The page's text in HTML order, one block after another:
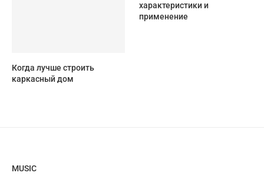
Когда лучше строить
каркасный дом
характеристики и
применение
MUSIC